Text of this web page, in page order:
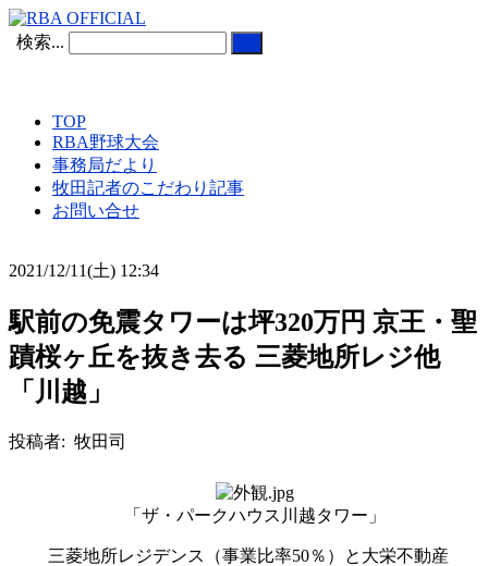
検索...
TOP
RBA野球大会
事務局だより
牧田記者のこだわり記事
お問い合せ
2021/12/11(土) 12:34
駅前の免震タワーは坪320万円 京王・聖
蹟桜ヶ丘を抜き去る 三菱地所レジ他
「川越」
投稿者: 牧田司
「ザ・パークハウス川越タワー」
三菱地所レジデンス（事業比率50％）と大栄不動産